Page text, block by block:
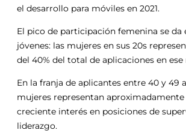
el desarrollo para móviles en 2021.
El pico de participación femenina se da
jóvenes: las mujeres en sus 20s
del 40% del total de aplicaciones en ese
En la franja de aplicantes entre 40 y 49
mujeres representan aproximadamente
creciente interés en posiciones de
liderazgo.